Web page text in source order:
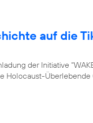
auf die
der Initiative
Holocaust-Überlebende